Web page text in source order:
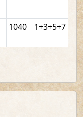
1040 1+3+5+7